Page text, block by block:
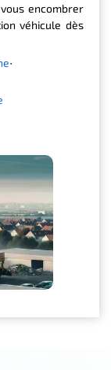
encombrer
véhicule dès